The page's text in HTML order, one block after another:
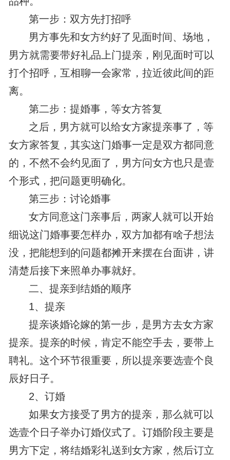
第一步：双方先打招呼
男方事先和女方约好了见面时间、场地，
男方就需要带好礼品上门提亲，刚见面时可以
打个招呼，互相聊一会家常，拉近彼此间的距
离。
第二步：提婚事，等女方答复
之后，男方就可以给女方家提亲事了，等
女方家答复，其实这门婚事一定是双方都同意
的，不然不会约见面了，男方问女方也只是壹
个形式，把问题更明确化。
第三步：讨论婚事
女方同意这门亲事后，两家人就可以开始
细说这门婚事要怎样办，双方加都有啥子想法
没，把能想到的问题都摊开来摆在台面讲，讲
清楚后接下来照单办事就好。
二、提亲到结婚的顺序
1、提亲
提亲谈婚论嫁的第一步，是男方去女方家
提亲。提亲的时候，肯定不能空手去，要带上
聘礼。这个环节很重要，所以提亲要选壹个良
辰好日子。
2、订婚
如果女方接受了男方的提亲，那么就可以
选壹个日子举办订婚仪式了。订婚阶段主要是
男方下定，将结婚彩礼送到女方家，然后订立